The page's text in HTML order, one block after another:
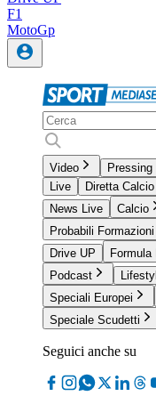
F1
MotoGp
Video Pressing
Live
Diretta Calcio
News Live
Calcio
Probabili Formazioni
Drive UP
Formula
Podcast
Speciali Europei
Speciale Scudetti
Seguici anche su